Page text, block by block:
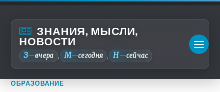
ЗНАНИЯ, МЫСЛИ,
НОВОСТИ
З—вчера , М—сегодня , Н—сейчас
ОБРАЗОВАНИЕ